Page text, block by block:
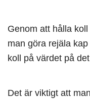
Genom att hålla
man göra rejäla
koll på värdet på
Det är viktigt att